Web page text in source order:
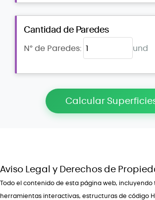
Cantidad de Paredes
N° de Paredes: und
Calcular
Aviso Legal y Derechos de
Todo el contenido de esta página web, incluyendo
herramientas interactivas, estructuras de código